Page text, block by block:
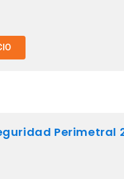
Perimetral